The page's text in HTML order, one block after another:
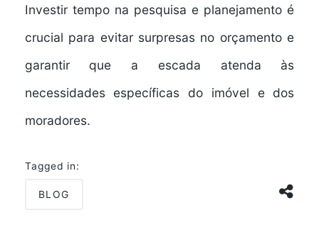
Investir tempo na pesquisa e planejamento é
crucial para evitar surpresas no orçamento e
garantir que a escada atenda às
necessidades específicas do imóvel e dos
moradores.
Tagged in:
BLOG